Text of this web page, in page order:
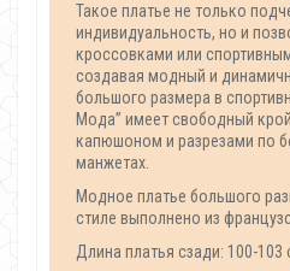
Такое платье не только
индивидуальность, но и
кроссовками или
создавая модный и
большого размера в
Мода” имеет свободный
капюшоном и разрезами по
манжетах.
Модное платье большого
стиле выполнено из
Длина платья сзади: 100-103